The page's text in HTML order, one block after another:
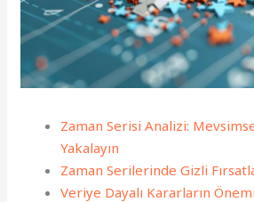
Zaman Serisi Analizi:
Yakalayın
Zaman Serilerinde Gizli
Veriye Dayalı Kararların Önemi